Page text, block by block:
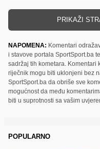
PRIKAŽI
NAPOMENA: Komentari
i stavove portala SportSport.ba
sadržaj tih kometara.
riječnik mogu biti uklonjeni bez
SportSport.ba da obriše sve
mogućnost da među
biti u suprotnosti sa vašim
POPULARNO